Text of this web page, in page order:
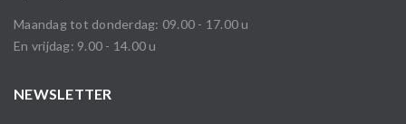
Maandag tot donderdag: 09.00 - 17.00 u
En vrijdag: 9.00 - 14.00 u
NEWSLETTER